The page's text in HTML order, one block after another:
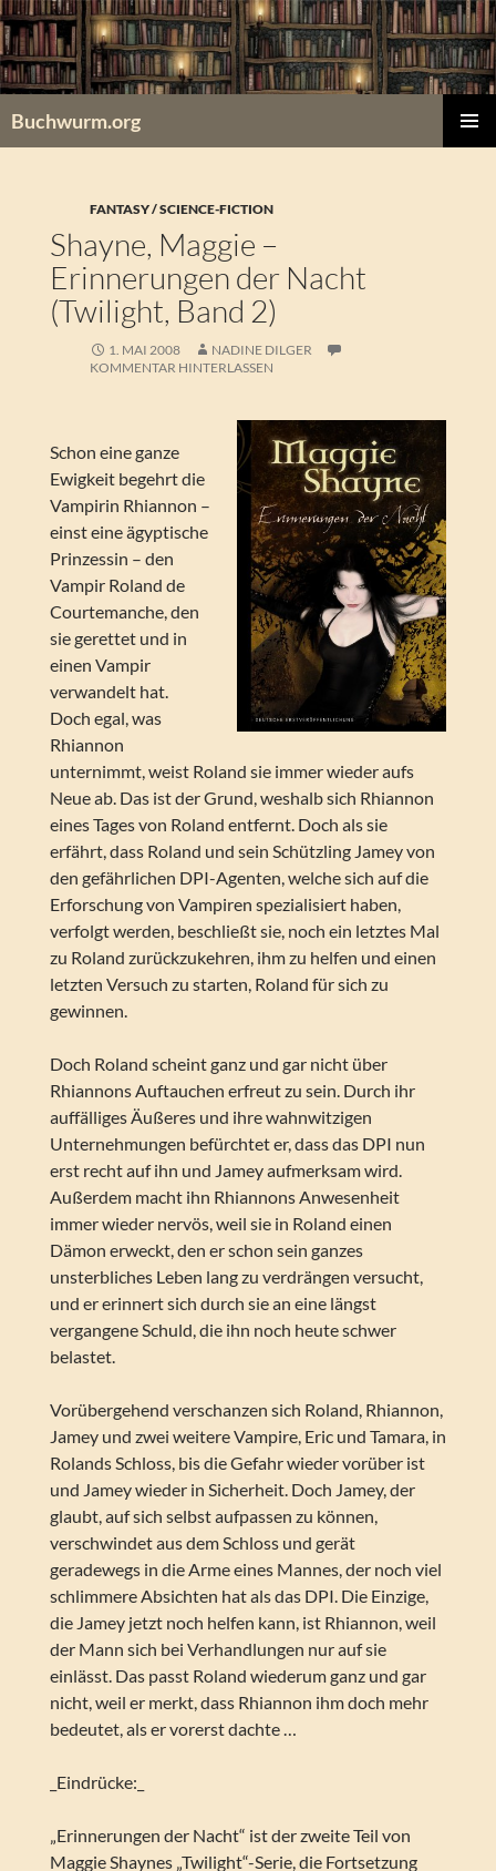
Zum
Inhalt
springen
Buchwurm.org
FANTASY / SCIENCE-FICTION
Shayne, Maggie –
Erinnerungen der Nacht
(Twilight, Band 2)
1. MAI 2008
NADINE DILGER
KOMMENTAR HINTERLASSEN
Schon eine ganze
Ewigkeit begehrt die
Vampirin Rhiannon –
einst eine ägyptische
Prinzessin – den
Vampir Roland de
Courtemanche, den
sie gerettet und in
einen Vampir
verwandelt hat.
Doch egal, was
Rhiannon
unternimmt, weist Roland sie immer wieder aufs
Neue ab. Das ist der Grund, weshalb sich Rhiannon
eines Tages von Roland entfernt. Doch als sie
erfährt, dass Roland und sein Schützling Jamey von
den gefährlichen DPI-Agenten, welche sich auf die
Erforschung von Vampiren spezialisiert haben,
verfolgt werden, beschließt sie, noch ein letztes Mal
zu Roland zurückzukehren, ihm zu helfen und einen
letzten Versuch zu starten, Roland für sich zu
gewinnen.
Doch Roland scheint ganz und gar nicht über
Rhiannons Auftauchen erfreut zu sein. Durch ihr
auffälliges Äußeres und ihre wahnwitzigen
Unternehmungen befürchtet er, dass das DPI nun
erst recht auf ihn und Jamey aufmerksam wird.
Außerdem macht ihn Rhiannons Anwesenheit
immer wieder nervös, weil sie in Roland einen
Dämon erweckt, den er schon sein ganzes
unsterbliches Leben lang zu verdrängen versucht,
und er erinnert sich durch sie an eine längst
vergangene Schuld, die ihn noch heute schwer
belastet.
Vorübergehend verschanzen sich Roland, Rhiannon,
Jamey und zwei weitere Vampire, Eric und Tamara, in
Rolands Schloss, bis die Gefahr wieder vorüber ist
und Jamey wieder in Sicherheit. Doch Jamey, der
glaubt, auf sich selbst aufpassen zu können,
verschwindet aus dem Schloss und gerät
geradewegs in die Arme eines Mannes, der noch viel
schlimmere Absichten hat als das DPI. Die Einzige,
die Jamey jetzt noch helfen kann, ist Rhiannon, weil
der Mann sich bei Verhandlungen nur auf sie
einlässt. Das passt Roland wiederum ganz und gar
nicht, weil er merkt, dass Rhiannon ihm doch mehr
bedeutet, als er vorerst dachte …
_Eindrücke:_
„Erinnerungen der Nacht“ ist der zweite Teil von
Maggie Shaynes „Twilight“-Serie, die Fortsetzung